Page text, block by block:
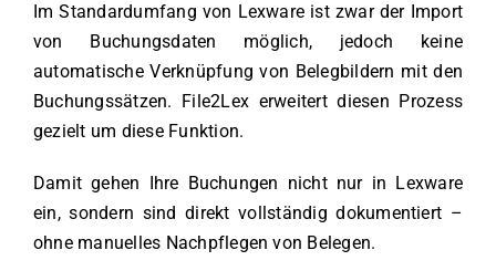
Im Standardumfang von Lexware ist zwar der Import
von Buchungsdaten möglich, jedoch keine
automatische Verknüpfung von Belegbildern mit den
Buchungssätzen. File2Lex erweitert diesen Prozess
gezielt um diese Funktion.
Damit gehen Ihre Buchungen nicht nur in Lexware
ein, sondern sind direkt vollständig dokumentiert –
ohne manuelles Nachpflegen von Belegen.